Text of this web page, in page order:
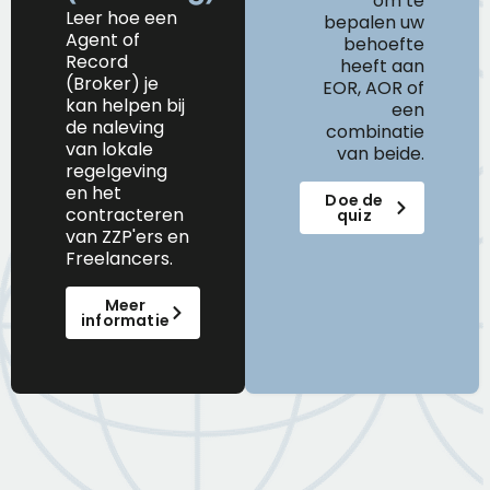
Leer hoe een
Agent of
Record
(Broker) je
kan helpen bij
de naleving
van lokale
regelgeving
en het
contracteren
van ZZP'ers en
Freelancers.
Meer
informatie
bepalen uw
behoefte
heeft aan
EOR, AOR of
een
combinatie
van beide.
Doe de
quiz